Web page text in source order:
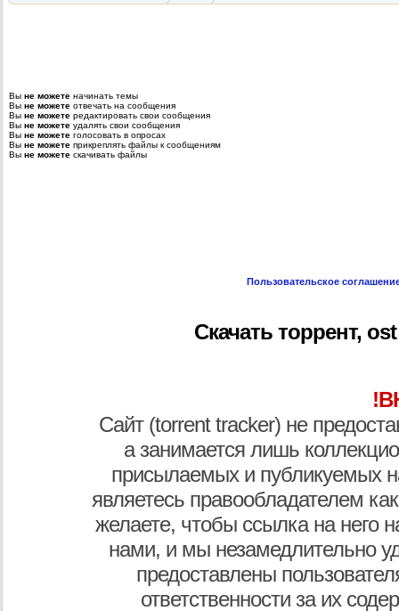
Вы не можете начинать темы
Вы не можете отвечать на сообщения
Вы не можете редактировать свои сообщения
Вы не можете удалять свои сообщения
Вы не можете голосовать в опросах
Вы не можете прикреплять файлы к сообщениям
Вы не можете скачивать файлы
Пользовательское
Скачать торрент,
Сайт (torrent tracker) не
а занимается лишь
присылаемых и публикуемых
являетесь правообладателем
желаете, чтобы ссылка на него
нами, и мы незамедлительно
предоставлены
ответственности за их